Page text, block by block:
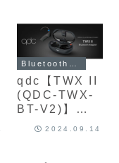
ムモード」を
搭載のドング
ル型ロスレス
Bluetoothト
ランスミッタ
ー
らLDAC対応
のポータブル
Bluetoothヘ
ッドホンアン
プ
qdc【TWX II
(QDC-TWX-
BT-V2)】
2pinコネクタ
2024.09.14